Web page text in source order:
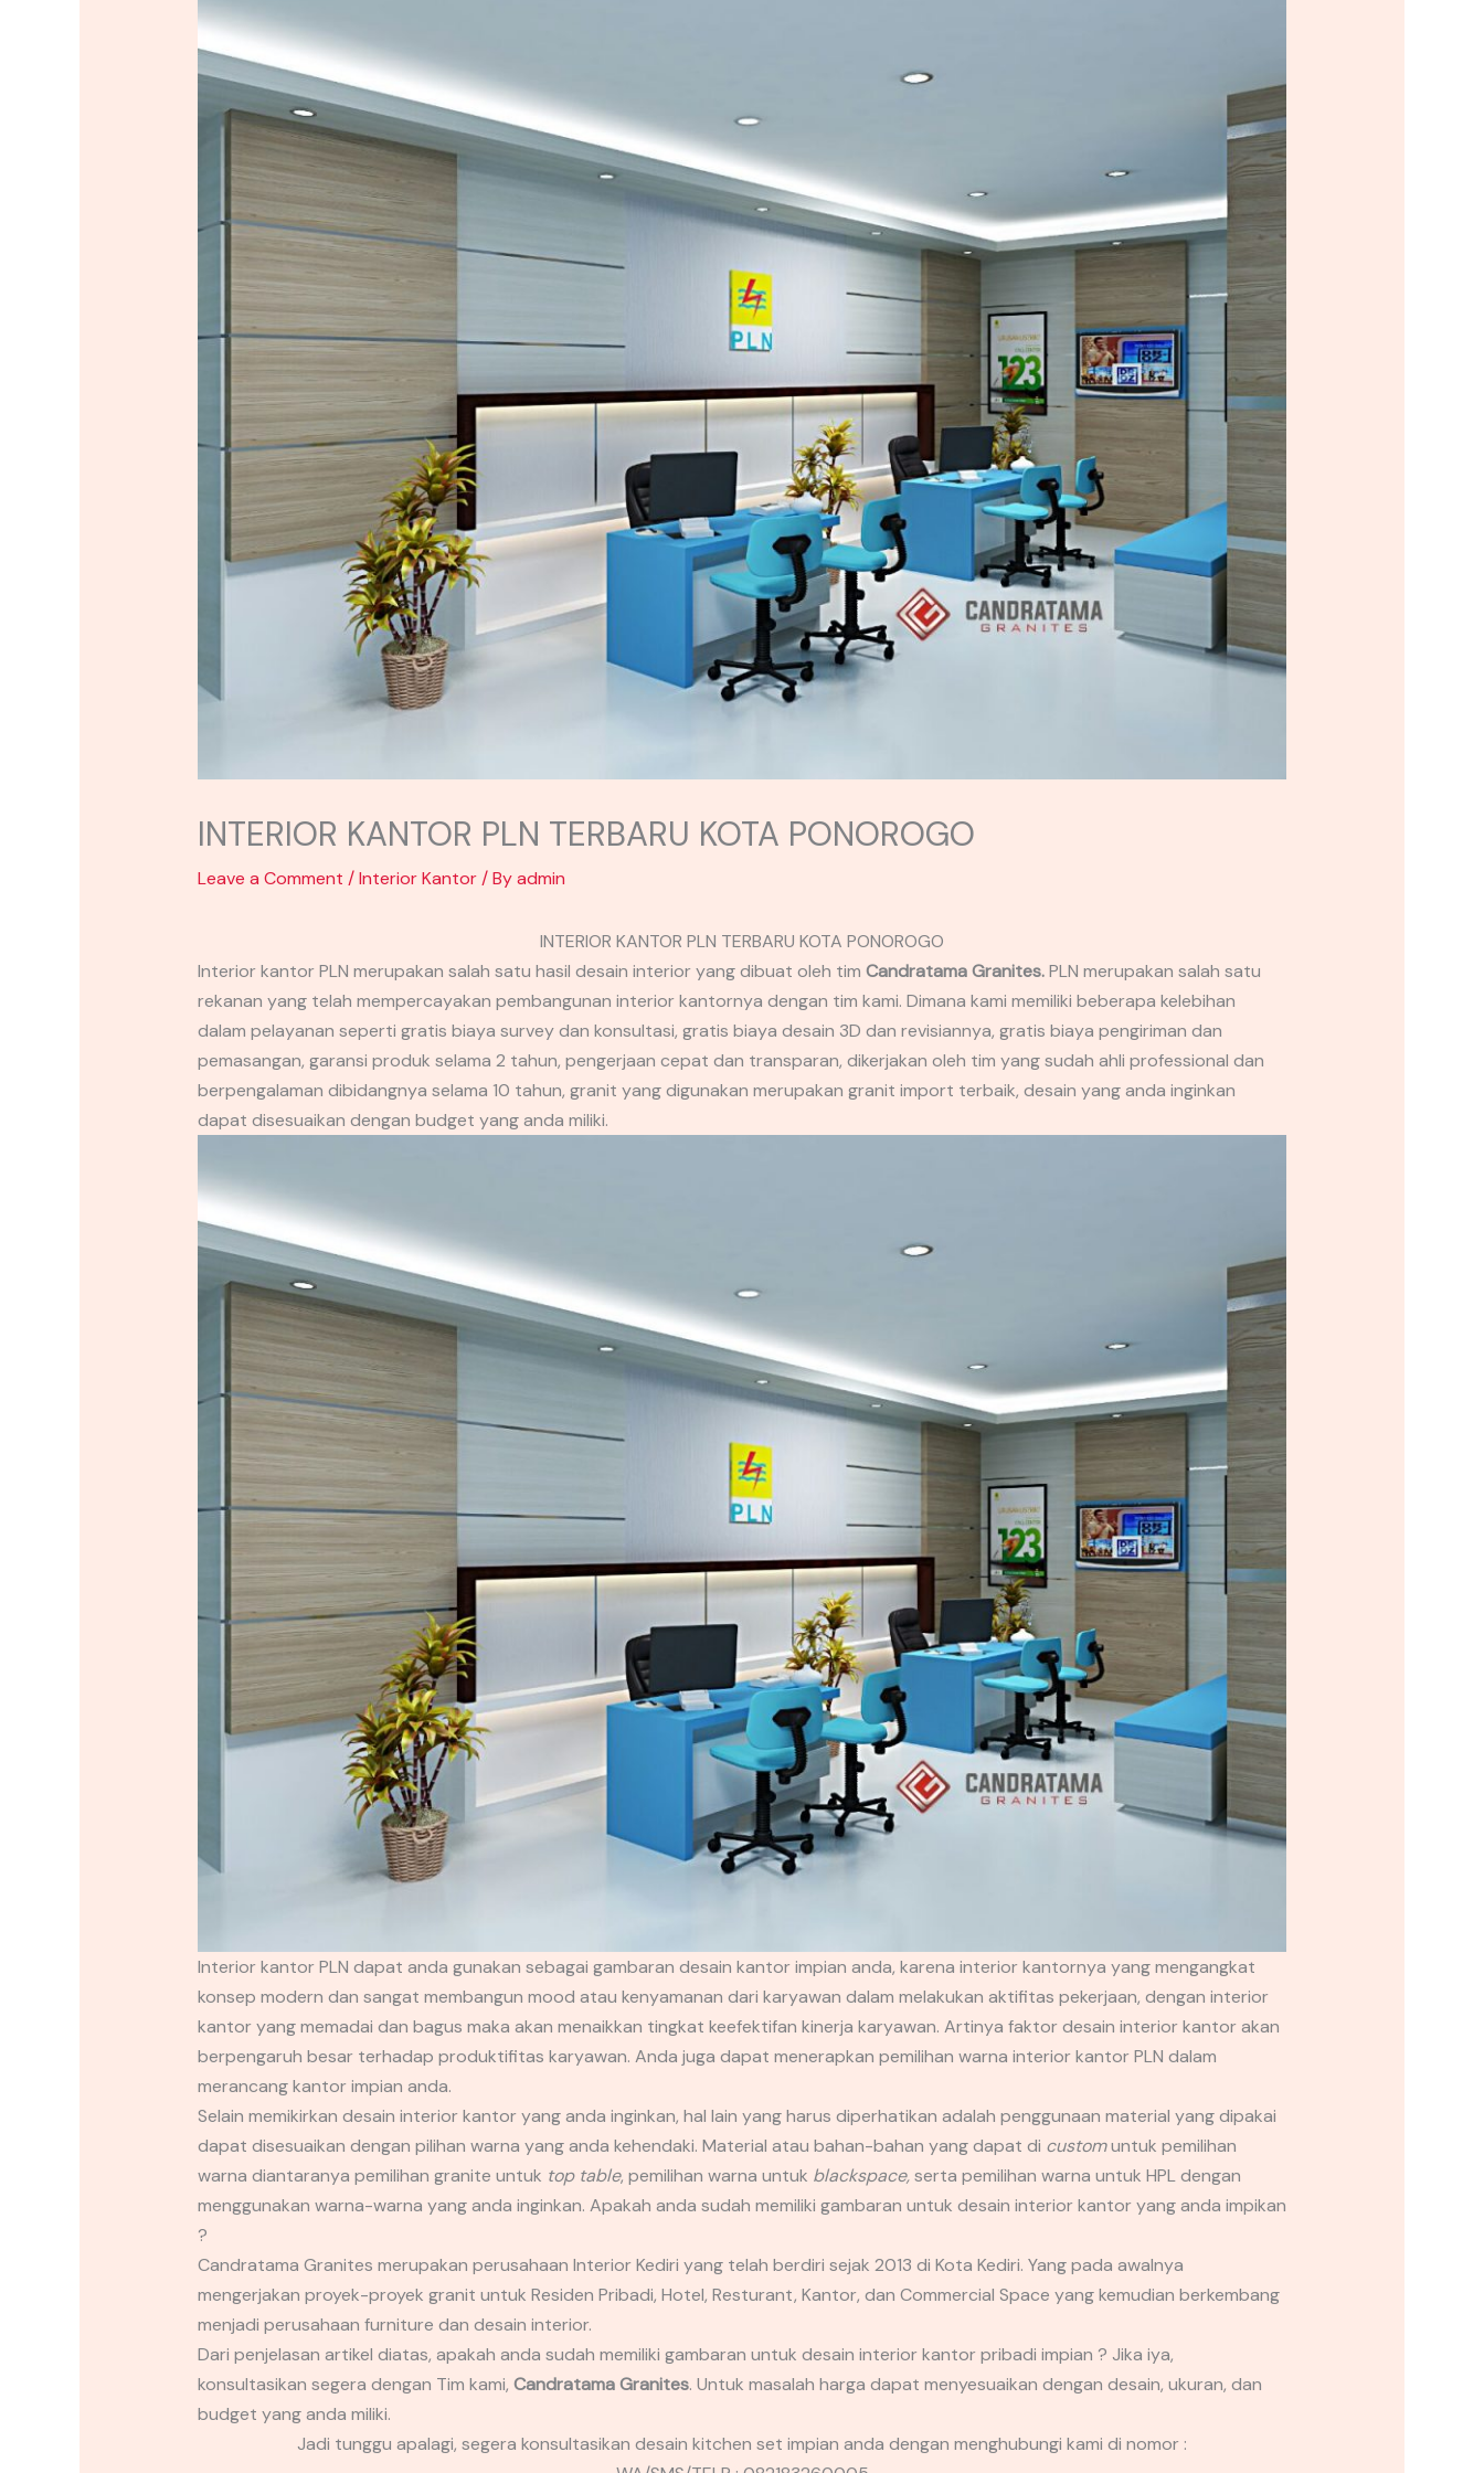
INTERIOR KANTOR PLN TERBARU KOTA PONOROGO
Leave a Comment /Interior Kantor/ Byadmin
INTERIOR KANTOR PLN TERBARU KOTA PONOROGO
Interior kantor PLN merupakan salah satu hasil desain interior yang dibuat oleh tim Candratama Granites.PLN merupakan salah satu
rekanan yang telah mempercayakan pembangunan interior kantornya dengan tim kami. Dimana kami memiliki beberapa kelebihan
dalam pelayanan seperti gratis biaya survey dan konsultasi, gratis biaya desain 3D dan revisiannya, gratis biaya pengiriman dan
pemasangan, garansi produk selama 2 tahun, pengerjaan cepat dan transparan, dikerjakan oleh tim yang sudah ahli professional dan
berpengalaman dibidangnya selama 10 tahun, granit yang digunakan merupakan granit import terbaik, desain yang anda inginkan
dapat disesuaikan dengan budget yang anda miliki.
Interior kantor PLN dapat anda gunakan sebagai gambaran desain kantor impian anda, karena interior kantornya yang mengangkat
konsep modern dan sangat membangun mood atau kenyamanan dari karyawan dalam melakukan aktifitas pekerjaan, dengan interior
kantor yang memadai dan bagus maka akan menaikkan tingkat keefektifan kinerja karyawan. Artinya faktor desain interior kantor akan
berpengaruh besar terhadap produktifitas karyawan. Anda juga dapat menerapkan pemilihan warna interior kantor PLN dalam
merancang kantor impian anda.
Selain memikirkan desain interior kantor yang anda inginkan, hal lain yang harus diperhatikan adalah penggunaan material yang dipakai
dapat disesuaikan dengan pilihan warna yang anda kehendaki. Material atau bahan-bahan yang dapat di customuntuk pemilihan
warna diantaranya pemilihan granite untuk top table, pemilihan warna untuk blackspace,serta pemilihan warna untuk HPL dengan
menggunakan warna-warna yang anda inginkan. Apakah anda sudah memiliki gambaran untuk desain interior kantor yang anda impikan
?
Candratama Granites merupakan perusahaan Interior Kediri yang telah berdiri sejak 2013 di Kota Kediri. Yang pada awalnya
mengerjakan proyek-proyek granit untuk Residen Pribadi, Hotel, Resturant, Kantor, dan Commercial Space yang kemudian berkembang
menjadi perusahaan furniture dan desain interior.
Dari penjelasan artikel diatas, apakah anda sudah memiliki gambaran untuk desain interior kantor pribadi impian ? Jika iya,
konsultasikan segera dengan Tim kami, Candratama Granites. Untuk masalah harga dapat menyesuaikan dengan desain, ukuran, dan
budget yang anda miliki.
Jadi tunggu apalagi, segera konsultasikan desain kitchen set impian anda dengan menghubungi kami di nomor :